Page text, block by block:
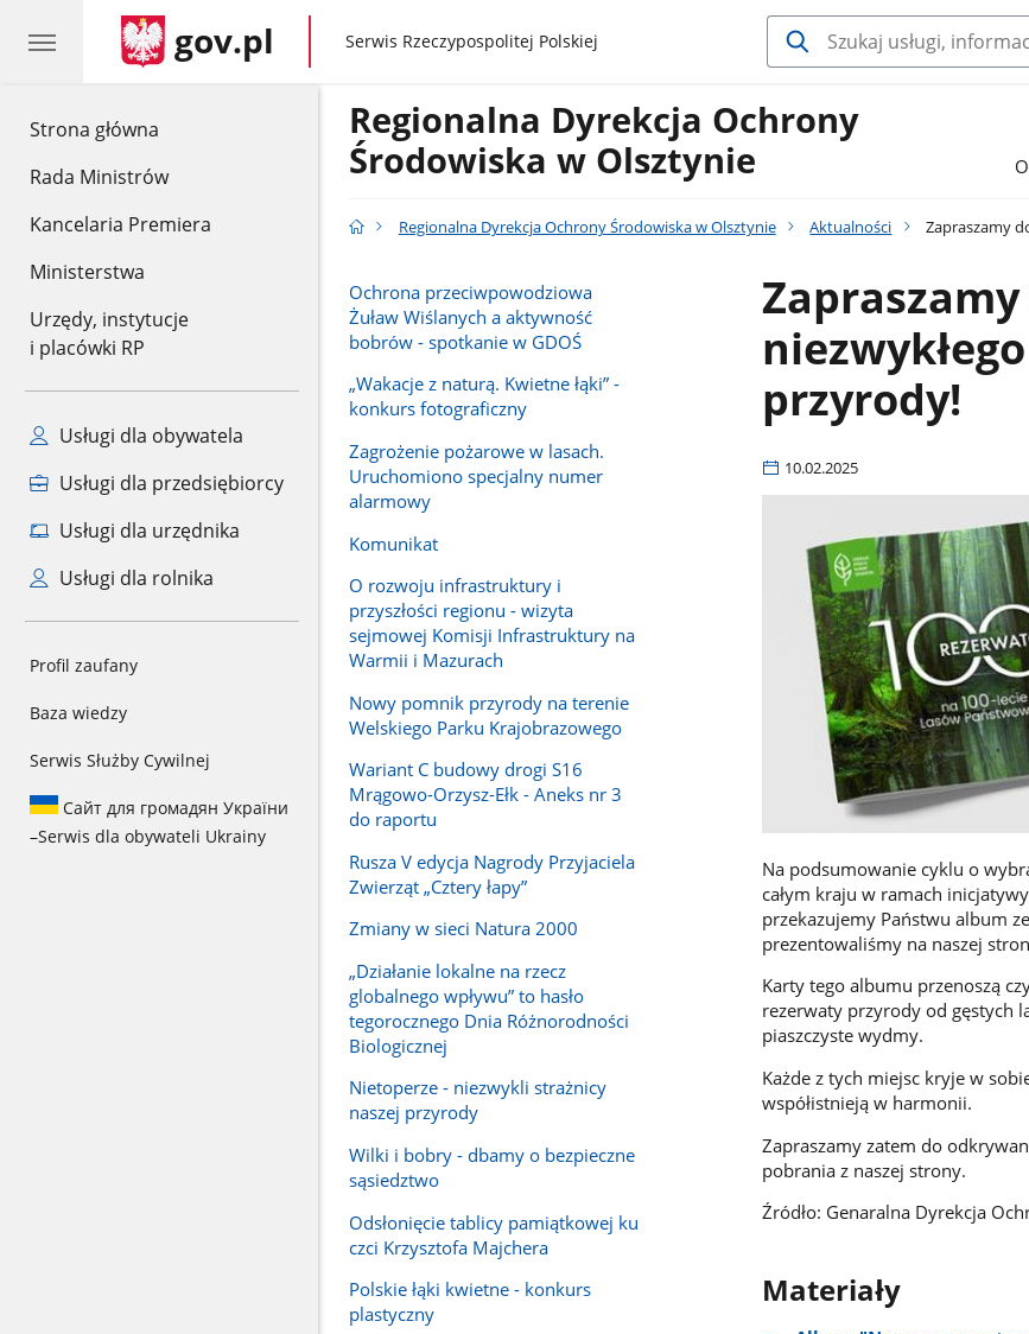
Strona główna
Rada Ministrów
Kancelaria Premiera
Ministerstwa
Urzędy, instytucje
i placówki RP
Usługi dla obywatela
Usługi dla przedsiębiorcy
Usługi dla urzędnika
Usługi dla rolnika
Profil zaufany
Baza wiedzy
Serwis Służby Cywilnej
Сайт для громадян України
–Serwis dla obywateli Ukrainy
gov.pl gov.pl
Serwis Rzeczypospolitej Polskiej
Regionalna Dyrekcja Ochrony
Środowiska w Olsztynie
Regionalna Dyrekcja Ochrony Środowiska w Olsztynie Aktualności Zapraszamy
Ochrona przeciwpowodziowa
Żuław Wiślanych a aktywność
bobrów - spotkanie w GDOŚ
„Wakacje z naturą. Kwietne łąki” -
konkurs fotograficzny
Zagrożenie pożarowe w lasach.
Uruchomiono specjalny numer
alarmowy
Komunikat
O rozwoju infrastruktury i
przyszłości regionu - wizyta
sejmowej Komisji Infrastruktury na
Warmii i Mazurach
Nowy pomnik przyrody na terenie
Welskiego Parku Krajobrazowego
Wariant C budowy drogi S16
Mrągowo-Orzysz-Ełk - Aneks nr 3
do raportu
Rusza V edycja Nagrody Przyjaciela
Zwierząt „Cztery łapy”
Zmiany w sieci Natura 2000
„Działanie lokalne na rzecz
globalnego wpływu” to hasło
tegorocznego Dnia Różnorodności
Biologicznej
Nietoperze - niezwykli strażnicy
naszej przyrody
Wilki i bobry - dbamy o bezpieczne
sąsiedztwo
Odsłonięcie tablicy pamiątkowej ku
czci Krzysztofa Majchera
Polskie łąki kwietne - konkurs
plastyczny
przyrody!
10.02.2025
Na podsumowanie cyklu o
całym kraju w ramach
przekazujemy Państwu album
prezentowaliśmy na naszej
Karty tego albumu przenoszą
rezerwaty przyrody od gęstych
piaszczyste wydmy.
Każde z tych miejsc kryje w
współistnieją w harmonii.
Zapraszamy zatem do
pobrania z naszej strony.
Źródło: Genaralna Dyrekcja
Materiały